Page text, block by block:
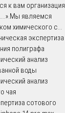
к вам организация
являемся
химического с...
экспертиза
полиграфа
анализ
воды
анализ
чая
сотового